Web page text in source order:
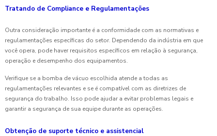
Tratando de Compliance e Regulamentações
Outra consideração importante é a conformidade com as normativas e
regulamentações específicas do setor. Dependendo da indústria em que
você opera, pode haver requisitos específicos em relação à segurança,
operação e desempenho dos equipamentos.
Verifique se a bomba de vácuo escolhida atende a todas as
regulamentações relevantes e se é compatível com as diretrizes de
segurança do trabalho. Isso pode ajudar a evitar problemas legais e
garantir a segurança de sua equipe durante as operações.
Obtenção de suporte técnico e assistencial